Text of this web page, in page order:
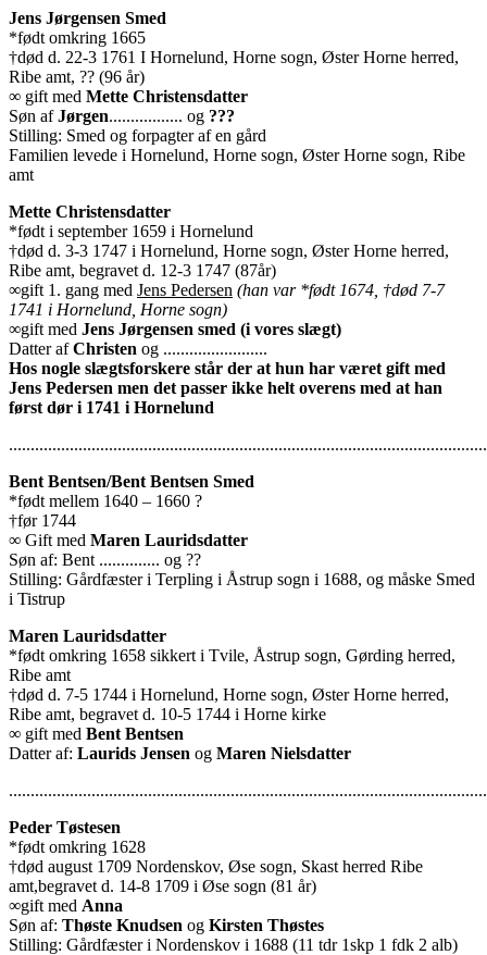
Jens Jørgensen Smed
*født omkring 1665
†død d. 22-3 1761 I Hornelund, Horne sogn, Øster Horne herred,
Ribe amt, ?? (96 år)
∞ gift med Mette Christensdatter
Søn afJørgen................. og ???
Stilling: Smed og forpagter af en gård
Familien levede i Hornelund, Horne sogn, Øster Horne sogn, Ribe
amt
Mette Christensdatter
*født i september 1659 i Hornelund
†død d. 3-3 1747 i Hornelund, Horne sogn, Øster Horne herred,
Ribe amt, begravet d. 12-3 1747 (87år)
∞gift 1. gang med Jens Pedersen (han var *født 1674, †død 7-7
1741 i Hornelund, Horne sogn)
∞gift med Jens Jørgensen smed (i vores slægt)
Datter afChristen og ........................
Hos nogle slægtsforskere står der at hun har været gift med
Jens Pedersen men det passer ikke helt overens med at han
først dør i 1741 i Hornelund
Bent Bentsen/Bent Bentsen Smed
*født mellem 1640 – 1660 ?
†før 1744
∞ Gift med Maren Lauridsdatter
Søn af: Bent .............. og ??
Stilling: Gårdfæster i Terpling i Åstrup sogn i 1688, og måske Smed
i Tistrup
Maren Lauridsdatter
*født omkring 1658 sikkert i Tvile, Åstrup sogn, Gørding herred,
Ribe amt
†død d. 7-5 1744 i Hornelund, Horne sogn, Øster Horne herred,
Ribe amt, begravet d. 10-5 1744 i Horne kirke
∞ gift med Bent Bentsen
Datter af: Laurids Jensen og Maren Nielsdatter
Peder Tøstesen
*født omkring 1628
†død august 1709 Nordenskov, Øse sogn, Skast herred Ribe
amt,begravet d. 14-8 1709 i Øse sogn (81 år)
∞gift med Anna
Søn af: Thøste Knudsen og Kirsten Thøstes
Stilling: Gårdfæster i Nordenskov i 1688 (11 tdr 1skp 1 fdk 2 alb)